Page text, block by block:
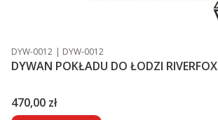
Kod produktu
DYW-0012 Kod producenta
DYW-0012
DYWAN POKŁADU DO ŁODZI
Cena
470,00 zł